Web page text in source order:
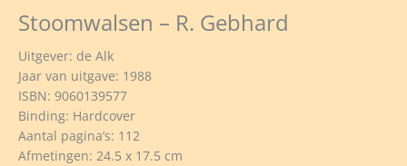
Stoomwalsen – R. Gebhard
Uitgever: de Alk
Jaar van uitgave: 1988
ISBN: 9060139577
Binding: Hardcover
Aantal pagina’s: 112
Afmetingen: 24.5 x 17.5 cm